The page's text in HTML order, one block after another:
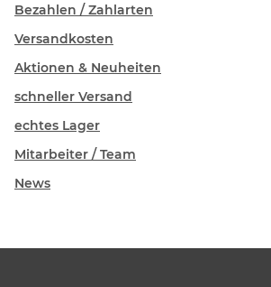
Bezahlen / Zahlarten
Versandkosten
Aktionen & Neuheiten
schneller Versand
echtes Lager
Mitarbeiter / Team
News